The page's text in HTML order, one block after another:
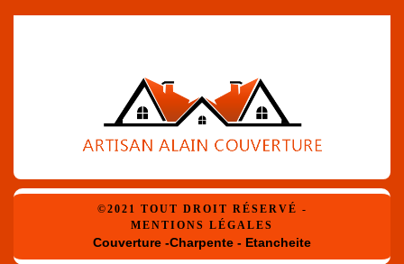
©2021 TOUT DROIT RÉSERVÉ -
MENTIONS LÉGALES
Couverture -Charpente - Etancheite